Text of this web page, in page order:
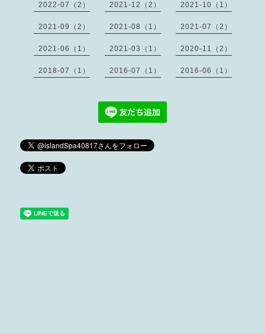
2022-07（2） 2021-12（2） 2021-10（1）
2021-09（2） 2021-08（1） 2021-07（2）
2021-06（1） 2021-03（1） 2020-11（2）
2018-07（1） 2016-07（1） 2016-06（1）